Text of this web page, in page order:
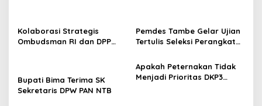
RI ke-80 .
Kolaborasi Strategis
Ombudsman RI dan DPP
Pemdes Tambe Gelar Ujian
Tertulis Seleksi Perangkat
Kamboja dan Bonsai.”
Bupati Bima Terima SK
Sekretaris DPW PAN NTB
Apakah Peternakan Tidak
Menjadi Prioritas DKP3